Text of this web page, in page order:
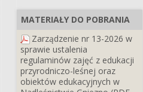
MATERIAŁY DO POBRANIA
Zarządzenie nr 13-2026 w
sprawie ustalenia
regulaminów zajęć z edukacji
przyrodniczo-leśnej oraz
obiektów edukacyjnych w